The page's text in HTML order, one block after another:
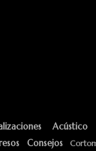
Acústico
Consejos